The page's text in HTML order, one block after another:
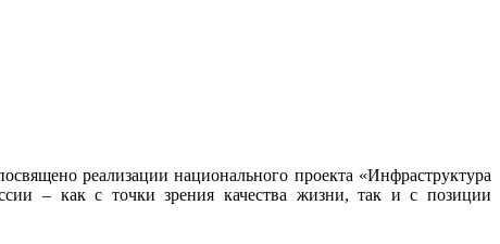
реализации национального проекта «Инфраструктура
– как с точки зрения качества жизни, так и с позиции